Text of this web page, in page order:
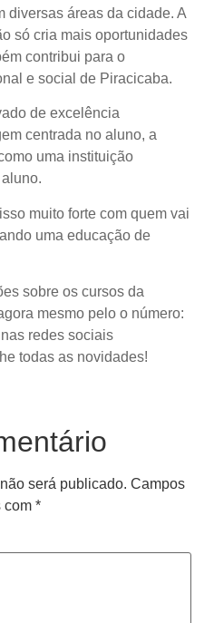
diversas áreas da cidade. A
só cria mais oportunidades
contribui para o
e social de Piracicaba.
de excelência
centrada no aluno, a
uma instituição
muito forte com quem vai
uma educação de
sobre os cursos da
mesmo pelo o número:
redes sociais
todas as novidades!
será publicado. Campos
com *